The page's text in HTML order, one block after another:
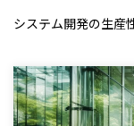
システム開発の生産